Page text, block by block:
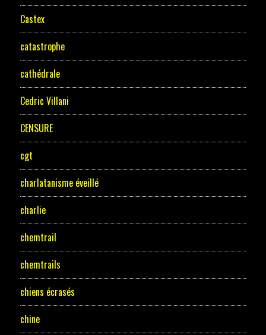
Castex
catastrophe
cathédrale
Cedric Villani
CENSURE
cgt
charlatanisme éveillé
charlie
chemtrail
chemtrails
chiens écrasés
chine